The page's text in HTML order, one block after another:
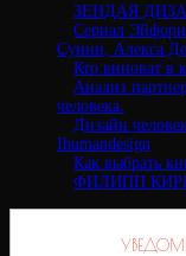
ЗЕНДАЯ
Сериал
Суини, Алекса
Кто виноват в
Анализ
человека.
Дизайн
Ihumandesign
Как выбрать
ФИЛИПП